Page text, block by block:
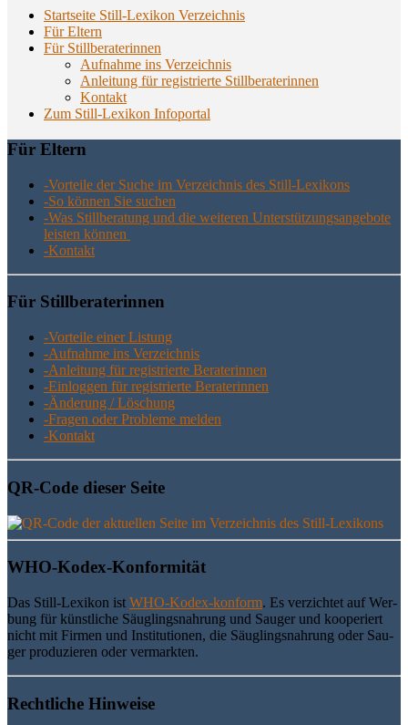
Startseite Still-Lexikon Verzeichnis
Für Eltern
Für Stillberaterinnen
Aufnahme ins Verzeichnis
Anlei­tung für regis­trier­te Stillberaterinnen
Kon­takt
Zum Still-Lexikon Infoportal
Für Eltern
-Vor­tei­le der Suche im Ver­zeich­nis des Still-Lexikons
-So kön­nen Sie suchen
-Was Still­be­ra­tung und die wei­te­ren Unter­stüt­zungs­an­ge­bo­te
leis­ten können
-Kon­takt
Für Still­be­ra­te­rin­nen
-Vor­tei­le einer Listung
-Auf­nah­me ins Verzeichnis
-Anlei­tung für regis­trier­te Beraterinnen
-Ein­log­gen für regis­trier­te Beraterinnen
-Ände­rung / Löschung
-Fra­gen oder Pro­ble­me melden
-Kon­takt
QR-Code die­ser Seite
WHO-Kodex-Kon­for­mi­tät
Das Still-Lexi­kon ist WHO-Kodex-kon­form. Es ver­zich­tet auf Wer­
bung für künst­li­che Säug­lings­nah­rung und Sau­ger und koope­riert
nicht mit Fir­men und Insti­tu­tio­nen, die Säug­lings­nah­rung oder Sau­
ger pro­du­zie­ren oder vermarkten.
Recht­li­che Hinweise